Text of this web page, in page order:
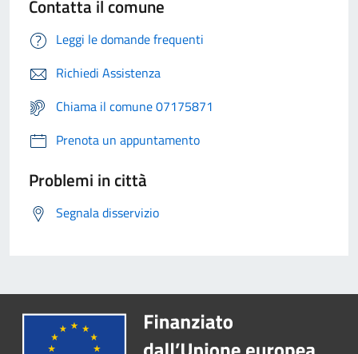
Contatta il comune
Leggi le domande frequenti
Richiedi Assistenza
Chiama il comune 07175871
Prenota un appuntamento
Problemi in città
Segnala disservizio